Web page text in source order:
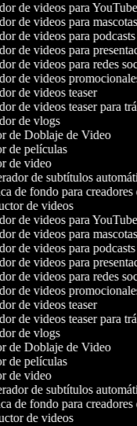
de videos para YouTube
de videos para mascotas
de videos para podcasts
de videos para
de videos para redes
de videos promocionales
de videos teaser
de videos teaser para
de vlogs
de Doblaje de Video
de películas
de video
de subtítulos
de fondo para creadores
de videos
de videos para YouTube
de videos para mascotas
de videos para podcasts
de videos para
de videos para redes
de videos promocionales
de videos teaser
de videos teaser para
de vlogs
de Doblaje de Video
de películas
de video
de subtítulos
de fondo para creadores
de videos